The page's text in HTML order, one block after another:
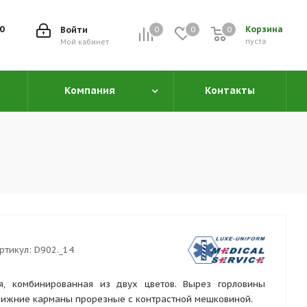
0 0 Корзина
0
пуста
0
Войти
Мой кабинет
Компания Контакты
D902._14
комбинированная из двух цветов. Вырез горловины
карманы прорезные с контрастной мешковиной.